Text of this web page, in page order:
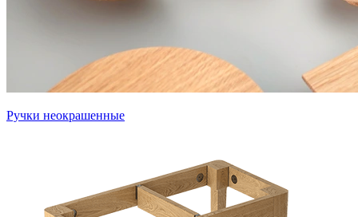
Ручки неокрашенные